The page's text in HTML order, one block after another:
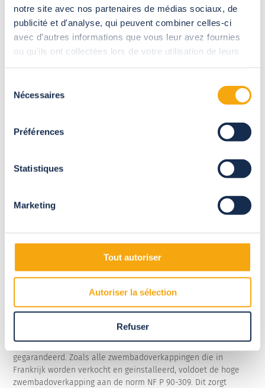
notre site avec nos partenaires de médias sociaux, de
publicité et d'analyse, qui peuvent combiner celles-ci
avec d'autres informations que vous leur avez fournies
ou qu'ils ont collectées lors de votre utilisation de leurs
Nécessaires
Préférences
Statistiques
Marketing
Tout autoriser
Autoriser la sélection
Refuser
Het installeren van een hoge zwembadoverkapping heeft veel
temperatuur van het zwembadwater dankzij het
broeikaseffect. Toch kan de lucht in de ruimte worden ververst
Hetzelfde geldt voor de gebruikte materiaalsoorten, die
kunnen variëren naargelang de behoeften en verwachtingen
Deze overkapping is weerbestendig en wordt geleverd met tien
jaar garantie. Comfort en bestendigheid gegarandeerd om er
het hele jaar door optimaal gebruik van te maken. Het is ook
de geschikte oplossing voor wie een ontspanningsruimte, een
zwembadzone, een sportzone of een buitenlounge wil creëren.
Een hoge overkapping installeren impliceert ook dat de
veiligheid van de zwemmers rond het zwembad wordt
gegarandeerd. Zoals alle zwembadoverkappingen die in
Frankrijk worden verkocht en geïnstalleerd, voldoet de hoge
zwembadoverkapping aan de norm NF P 90-309. Dit zorgt